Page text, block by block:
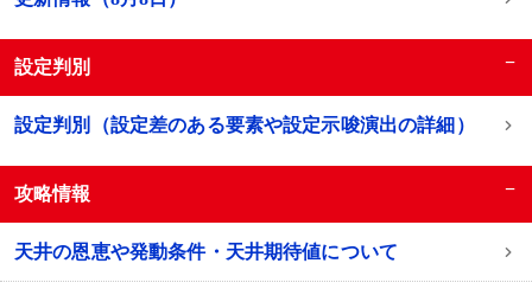
設定判別 −
設定判別（設定差のある要素や設定示唆演出の詳細）
攻略情報 −
天井の恩恵や発動条件・天井期待値について